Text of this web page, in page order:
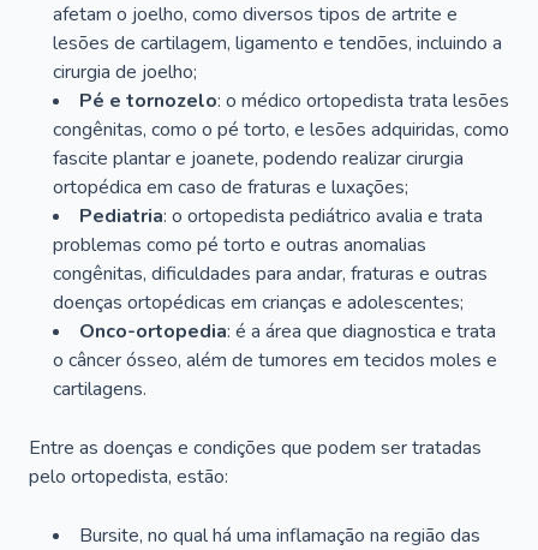
afetam o joelho, como diversos tipos de artrite e
lesões de cartilagem, ligamento e tendões, incluindo a
cirurgia de joelho;
Pé e tornozelo: o médico ortopedista trata lesões
congênitas, como o pé torto, e lesões adquiridas, como
fascite plantar e joanete, podendo realizar cirurgia
ortopédica em caso de fraturas e luxações;
Pediatria: o ortopedista pediátrico avalia e trata
problemas como pé torto e outras anomalias
congênitas, dificuldades para andar, fraturas e outras
doenças ortopédicas em crianças e adolescentes;
Onco-ortopedia: é a área que diagnostica e trata
o câncer ósseo, além de tumores em tecidos moles e
cartilagens.
Entre as doenças e condições que podem ser tratadas
pelo ortopedista, estão:
Bursite, no qual há uma inflamação na região das